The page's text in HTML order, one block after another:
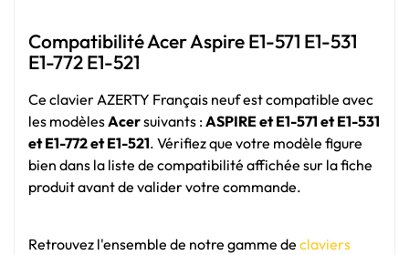
Compatibilité Acer Aspire E1-571 E1-531
E1-772 E1-521
Ce clavier AZERTY Français neuf est compatible avec
les modèlesAcersuivants :ASPIRE et E1-571 et E1-531
et E1-772 et E1-521. Vérifiez que votre modèle figure
bien dans la liste de compatibilité affichée sur la fiche
produit avant de valider votre commande.
Retrouvez l'ensemble de notre gamme de claviers